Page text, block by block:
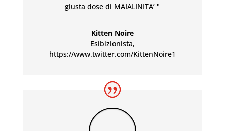
giusta dose di MAIALINITA’ "
Kitten Noire
Esibizionista,
https://www.twitter.com/KittenNoire1